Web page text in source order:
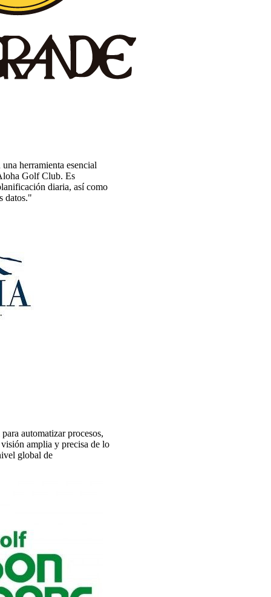
herramienta esencial
Golf Club. Es
diaria, así como
datos."
automatizar procesos,
amplia y precisa de lo
global de